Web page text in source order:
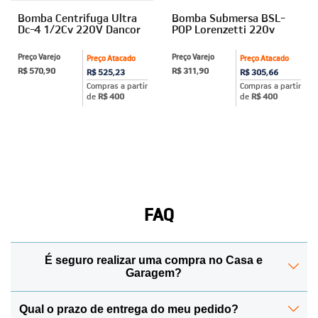
Bomba Centrifuga Ultra
Dc-4 1/2Cv 220V Dancor
Preço Atacado
R$ 525,23
Compras a partir
de R$ 400
Preço Varejo
R$ 570,90
Bomba Submersa BSL-
POP Lorenzetti 220v
Preço Atacado
R$ 305,66
Compras a partir
de R$ 400
Preço Varejo
R$ 311,90
FAQ
É seguro realizar uma compra no Casa e
Garagem?
Sim! Para manter todos os seus dados protegidos, a
Qual o prazo de entrega do meu pedido?